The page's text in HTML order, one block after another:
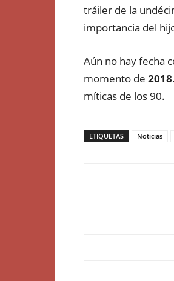
tráiler de la
importancia del
Aún no hay fecha
momento de 2018
míticas de los 90.
ETIQUETAS Noticias